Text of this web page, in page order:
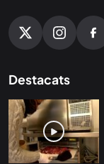
Destacats